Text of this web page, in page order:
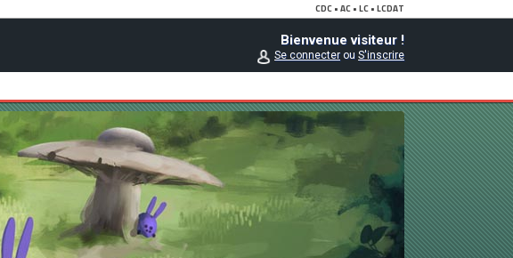
Bienvenue visiteur !
Se connecterou S'inscrire